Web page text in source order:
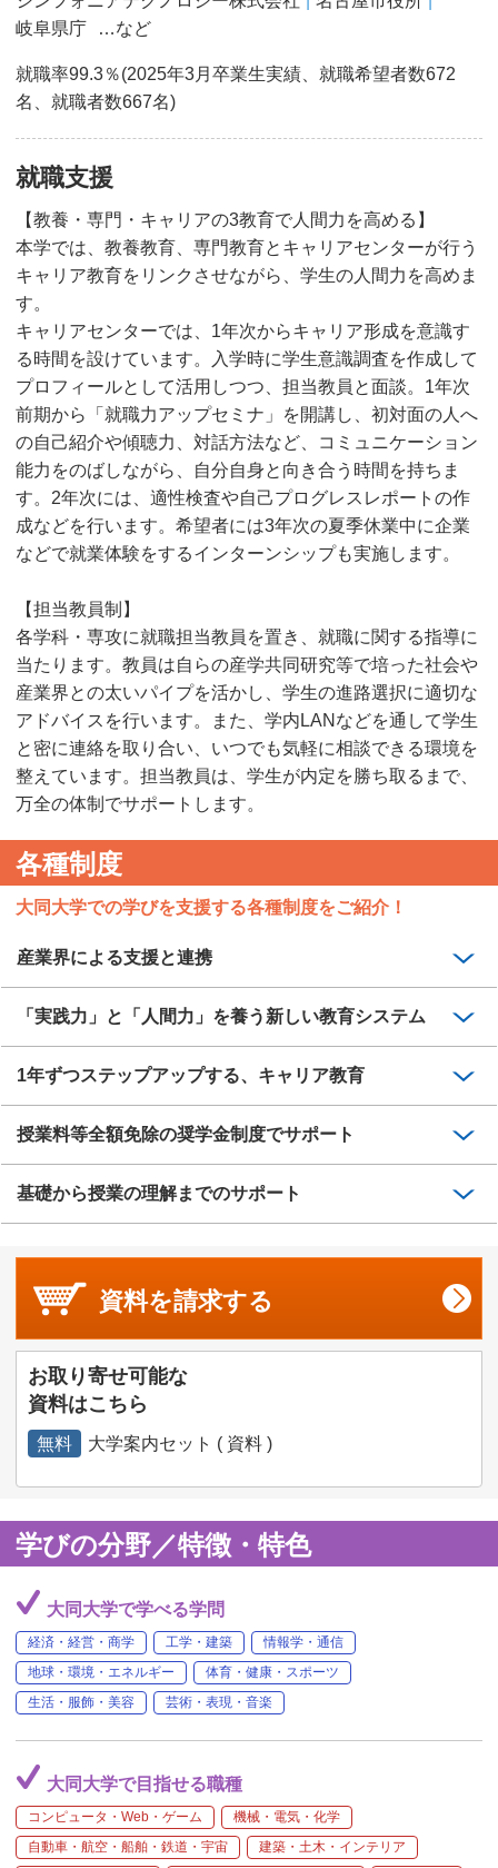
岐阜県庁
…など
就職率99.3％(2025年3月卒業生実績、就職希望者数672
名、就職者数667名)
就職支援
【教養・専門・キャリアの3教育で人間力を高める】
本学では、教養教育、専門教育とキャリアセンターが行う
キャリア教育をリンクさせながら、学生の人間力を高めま
す。
キャリアセンターでは、1年次からキャリア形成を意識す
る時間を設けています。入学時に学生意識調査を作成して
プロフィールとして活用しつつ、担当教員と面談。1年次
前期から「就職力アップセミナ」を開講し、初対面の人へ
の自己紹介や傾聴力、対話方法など、コミュニケーション
能力をのばしながら、自分自身と向き合う時間を持ちま
す。2年次には、適性検査や自己プログレスレポートの作
成などを行います。希望者には3年次の夏季休業中に企業
などで就業体験をするインターンシップも実施します。
【担当教員制】
各学科・専攻に就職担当教員を置き、就職に関する指導に
当たります。教員は自らの産学共同研究等で培った社会や
産業界との太いパイプを活かし、学生の進路選択に適切な
アドバイスを行います。また、学内LANなどを通して学生
と密に連絡を取り合い、いつでも気軽に相談できる環境を
整えています。担当教員は、学生が内定を勝ち取るまで、
万全の体制でサポートします。
各種制度
大同大学での学びを支援する各種制度をご紹介！
産業界による支援と連携
「実践力」と「人間力」を養う新しい教育システム
1年ずつステップアップする、キャリア教育
授業料等全額免除の奨学金制度でサポート
基礎から授業の理解までのサポート
資料を請求する
お取り寄せ可能な
資料はこちら
無料 大学案内セット ( 資料 )
学びの分野／特徴・特色
大同大学で学べる学問
経済・経営・商学 工学・建築
情報学・通信
地球・環境・エネルギー
体育・健康・スポーツ
生活・服飾・美容
芸術・表現・音楽
大同大学で目指せる職種
コンピュータ・Web・ゲーム
機械・電気・化学
自動車・航空・船舶・鉄道・宇宙
建築・土木・インテリア